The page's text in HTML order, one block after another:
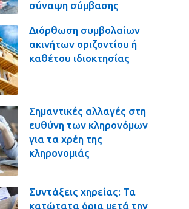
σύναψη σύμβασης
Διόρθωση συμβολαίων
ακινήτων οριζοντίου ή
καθέτου ιδιοκτησίας
Σημαντικές αλλαγές στη
ευθύνη των κληρονόμων
για τα χρέη της
κληρονομιάς
Συντάξεις χηρείας: Τα
κατώτατα όρια μετά την